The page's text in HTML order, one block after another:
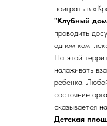
поиграть в
"Клубный
проводить
одном
На этой
налаживать
ребенка.
состояние
сказывается
Детская